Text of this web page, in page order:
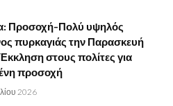
Προσοχή-Πολύ υψηλός
πυρκαγιάς την Παρασκευή
στους πολίτες για
προσοχή
2026